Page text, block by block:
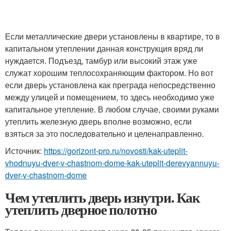
Если металлические двери установлены в квартире, то в
капитальном утеплении данная конструкция вряд ли
нуждается. Подъезд, тамбур или высокий этаж уже
служат хорошим теплосохраняющим фактором. Но вот
если дверь установлена как преграда непосредственно
между улицей и помещением, то здесь необходимо уже
капитальное утепление. В любом случае, своими руками
утеплить железную дверь вполне возможно, если
взяться за это последовательно и целенаправленно.
Источник: https://gorizont-pro.ru/novosti/kak-uteplit-
vhodnuyu-dver-v-chastnom-dome-kak-uteplit-derevyannuyu-
dver-v-chastnom-dome
Чем утеплить дверь изнутри. Как
утеплить дверное полотно